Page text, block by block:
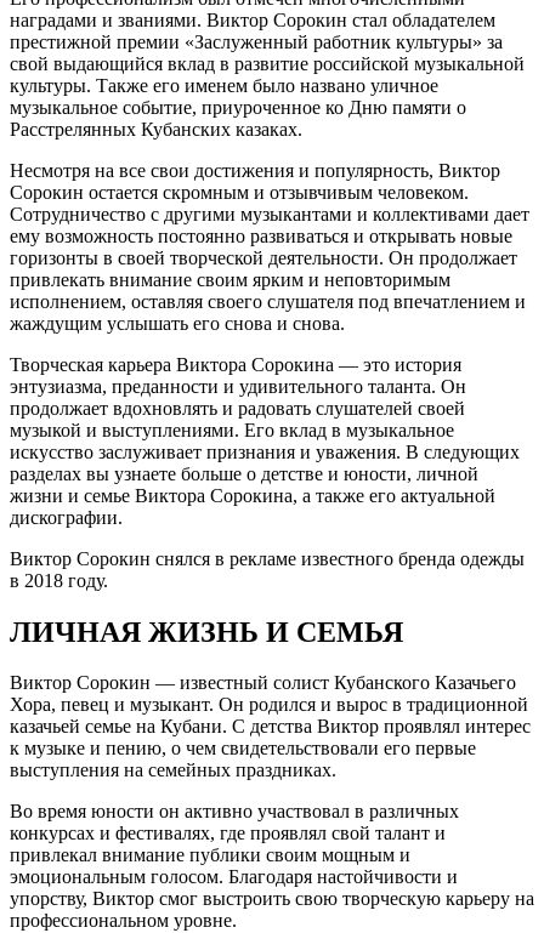
наградами и званиями. Виктор Сорокин стал обладателем
престижной премии «Заслуженный работник культуры» за
свой выдающийся вклад в развитие российской музыкальной
культуры. Также его именем было названо уличное
музыкальное событие, приуроченное ко Дню памяти о
Расстрелянных Кубанских казаках.
Несмотря на все свои достижения и популярность, Виктор
Сорокин остается скромным и отзывчивым человеком.
Сотрудничество с другими музыкантами и коллективами дает
ему возможность постоянно развиваться и открывать новые
горизонты в своей творческой деятельности. Он продолжает
привлекать внимание своим ярким и неповторимым
исполнением, оставляя своего слушателя под впечатлением и
жаждущим услышать его снова и снова.
Творческая карьера Виктора Сорокина — это история
энтузиазма, преданности и удивительного таланта. Он
продолжает вдохновлять и радовать слушателей своей
музыкой и выступлениями. Его вклад в музыкальное
искусство заслуживает признания и уважения. В следующих
разделах вы узнаете больше о детстве и юности, личной
жизни и семье Виктора Сорокина, а также его актуальной
дискографии.
Виктор Сорокин снялся в рекламе известного бренда одежды
в 2018 году.
ЛИЧНАЯ ЖИЗНЬ И СЕМЬЯ
Виктор Сорокин — известный солист Кубанского Казачьего
Хора, певец и музыкант. Он родился и вырос в традиционной
казачьей семье на Кубани. С детства Виктор проявлял интерес
к музыке и пению, о чем свидетельствовали его первые
выступления на семейных праздниках.
Во время юности он активно участвовал в различных
конкурсах и фестивалях, где проявлял свой талант и
привлекал внимание публики своим мощным и
эмоциональным голосом. Благодаря настойчивости и
упорству, Виктор смог выстроить свою творческую карьеру на
профессиональном уровне.